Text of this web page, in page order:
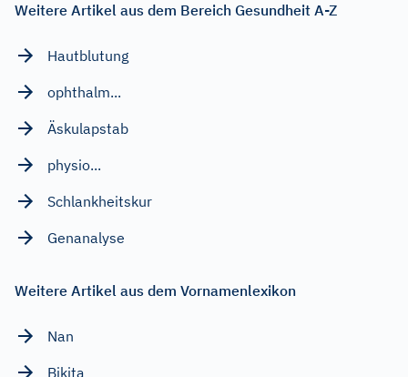
Weitere Artikel aus dem Bereich Gesundheit A-Z
Hautblutung
ophthalm...
Äskulapstab
physio...
Schlankheitskur
Genanalyse
Weitere Artikel aus dem Vornamenlexikon
Nan
Bikita